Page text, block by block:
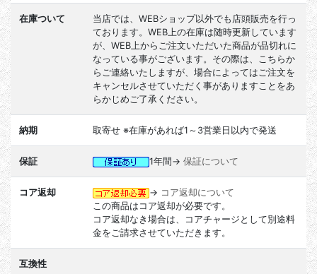
在庫ついて
当店では、WEBショップ以外でも店頭販売を行っ
ております。WEB上の在庫は随時更新しています
が、WEB上からご注文いただいた商品が品切れに
なっている事がございます。その際は、こちらか
らご連絡いたしますが、場合によってはご注文を
キャンセルさせていただく事がありますことをあ
らかじめご了承ください。
納期 取寄せ ※在庫があれば1～3営業日以内で発送
保証 1年間→ 保証について
コア返却 → コア返却について
この商品はコア返却が必要です。
コア返却なき場合は、コアチャージとして別途料
金をご請求させていただきます。
互換性